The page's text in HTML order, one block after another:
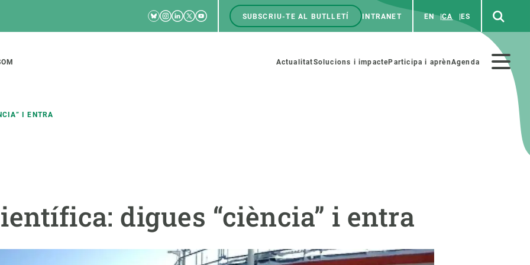
RRSS
Bluesky
Instagram
Linkedin
TwitterYoutube
Menú
SUBSCRIU-TE AL BUTLLETÍ INTRANET EN CA ES
Menú
ActualitatSolucions i impacteParticipa i aprènAgenda
I ENTRA
digues “ciència” i entra
ecosistemes
Solucions
Política i gestió
Oportunitats acadèmiques
Demana la teva MSCA-PF
Demana la teva beca ERC
Fes ciència amb nosaltres
COL·LABORA
Esdeveniments anteriors
Notícies